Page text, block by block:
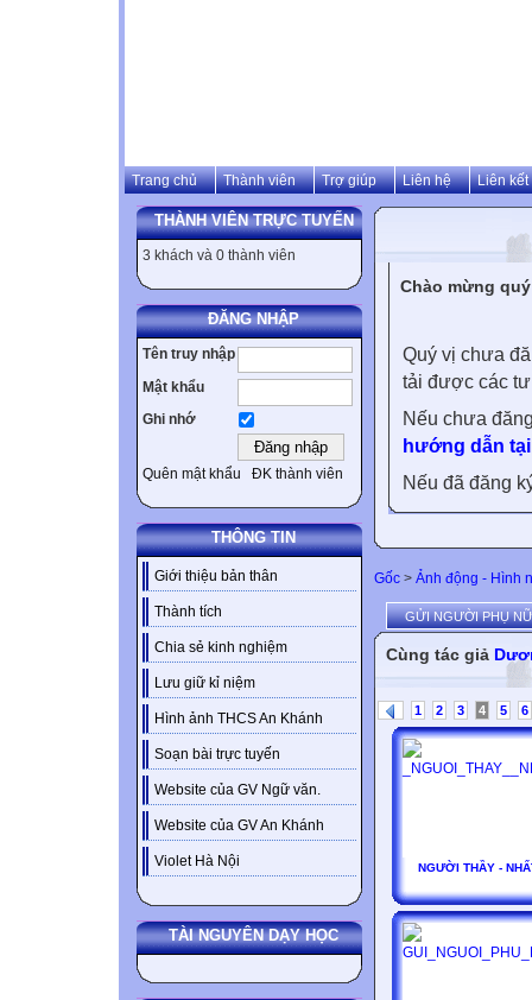
Trang chủ Thành viên Trợ giúp Liên hệ Liên kết
THÀNH VIÊN TRỰC TUYẾN
3 khách và 0 thành viên
ĐĂNG NHẬP
Tên truy nhập
Mật khẩu
Ghi nhớ
Quên mật khẩu ĐK thành viên
THÔNG TIN
Giới thiệu bản thân
Thành tích
Chia sẻ kinh nghiệm
Lưu giữ kỉ niệm
Hình ảnh THCS An Khánh
Soạn bài trực tuyến
Website của GV Ngữ văn.
Website của GV An Khánh
Violet Hà Nội
TÀI NGUYÊN DẠY HỌC
Chào mừng
Quý vị chưa
tải được các
Nếu chưa
hướng dẫn
Nếu đã đăng
Gốc > Ảnh động - Hình
GỬI NGƯỜI PHỤ
Cùng tác giả
1 2 3 4 5 6
NGƯỜI THẦY -